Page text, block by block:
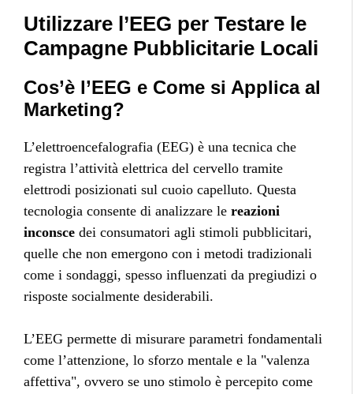
Utilizzare l’EEG per Testare le
Campagne Pubblicitarie Locali
Cos’è l’EEG e Come si Applica al
Marketing?
L’elettroencefalografia (EEG) è una tecnica che
registra l’attività elettrica del cervello tramite
elettrodi posizionati sul cuoio capelluto. Questa
tecnologia consente di analizzare le reazioni
inconsce dei consumatori agli stimoli pubblicitari,
quelle che non emergono con i metodi tradizionali
come i sondaggi, spesso influenzati da pregiudizi o
risposte socialmente desiderabili.
L’EEG permette di misurare parametri fondamentali
come l’attenzione, lo sforzo mentale e la "valenza
affettiva", ovvero se uno stimolo è percepito come